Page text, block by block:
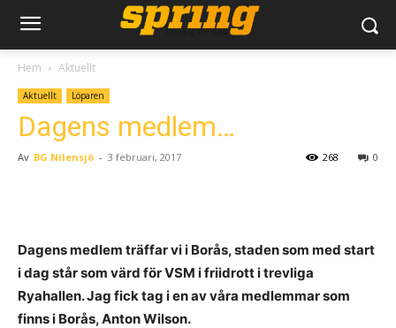
Hem Aktuellt
Aktuellt Löparen
Dagens medlem…
Av BG Nilensjö - 3 februari, 2017 0
268
Dagens medlem träffar vi i Borås, staden som med start
i dag står som värd för VSM i friidrott i trevliga
Ryahallen. Jag fick tag i en av våra medlemmar som
finns i Borås, Anton Wilson.